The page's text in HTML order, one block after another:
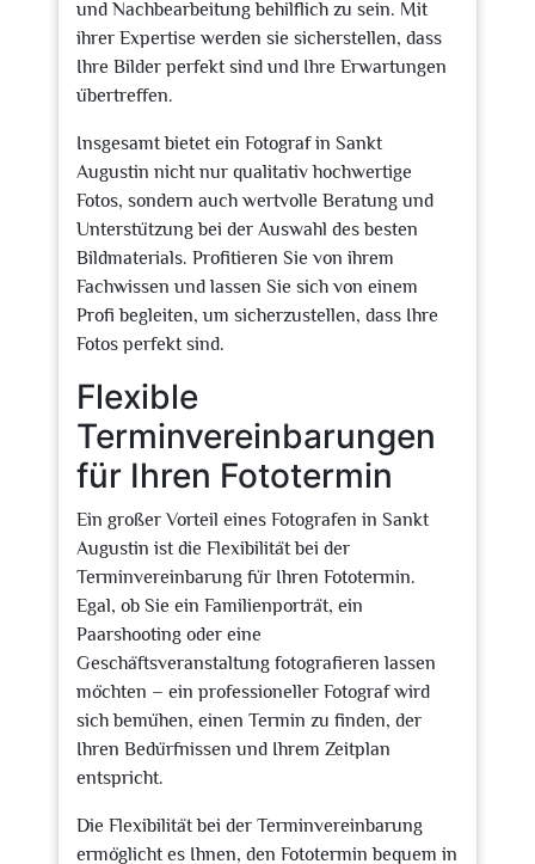
und Nachbearbeitung behilflich zu sein. Mit
ihrer Expertise werden sie sicherstellen, dass
Ihre Bilder perfekt sind und Ihre Erwartungen
übertreffen.
Insgesamt bietet ein Fotograf in Sankt
Augustin nicht nur qualitativ hochwertige
Fotos, sondern auch wertvolle Beratung und
Unterstützung bei der Auswahl des besten
Bildmaterials. Profitieren Sie von ihrem
Fachwissen und lassen Sie sich von einem
Profi begleiten, um sicherzustellen, dass Ihre
Fotos perfekt sind.
Flexible
Terminvereinbarungen
für Ihren Fototermin
Ein großer Vorteil eines Fotografen in Sankt
Augustin ist die Flexibilität bei der
Terminvereinbarung für Ihren Fototermin.
Egal, ob Sie ein Familienporträt, ein
Paarshooting oder eine
Geschäftsveranstaltung fotografieren lassen
möchten – ein professioneller Fotograf wird
sich bemühen, einen Termin zu finden, der
Ihren Bedürfnissen und Ihrem Zeitplan
entspricht.
Die Flexibilität bei der Terminvereinbarung
ermöglicht es Ihnen, den Fototermin bequem in